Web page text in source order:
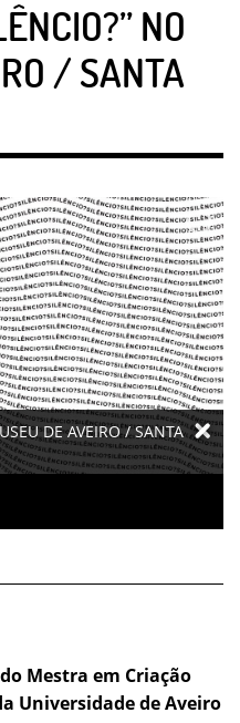
NO
/ SANTA
DE AVEIRO / SANTA
Mestra em Criação
Universidade de Aveiro